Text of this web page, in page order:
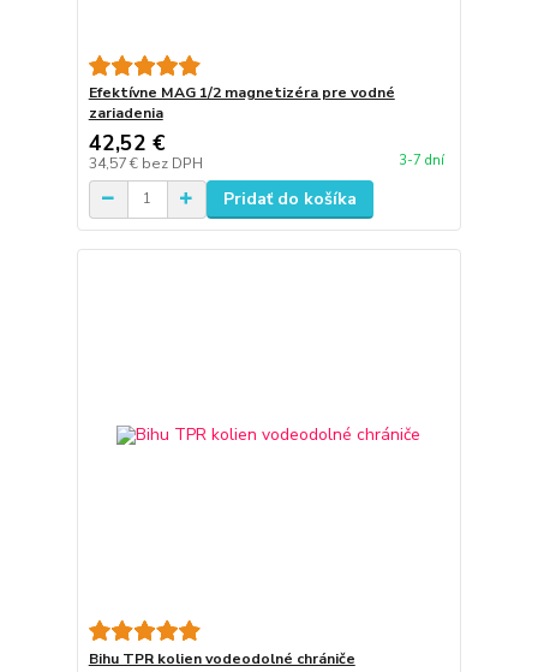
Efektívne MAG 1/2 magnetizéra pre vodné
zariadenia
42,52 €
34,57 € bez DPH 3-7 dní
Pridať do košíka
Bihu TPR kolien vodeodolné chrániče